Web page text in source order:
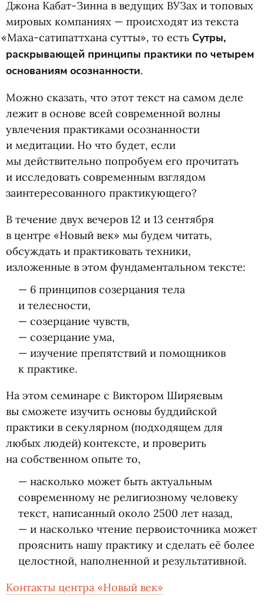
Джона Кабат-Зинна в ведущих ВУЗах и топовых
мировых компаниях — происходят из текста
«Маха-сатипаттхана сутты», то есть Сутры,
раскрывающей принципы практики по четырем
основаниям осознанности.
Можно сказать, что этот текст на самом деле
лежит в основе всей современной волны
увлечения практиками осознанности
и медитации. Но что будет, если
мы действительно попробуем его прочитать
и исследовать современным взглядом
заинтересованного практикующего?
В течение двух вечеров 12 и 13 сентября
в центре «Новый век» мы будем читать,
обсуждать и практиковать техники,
изложенные в этом фундаментальном тексте:
— 6 принципов созерцания тела
и телесности,
— созерцание чувств,
— созерцание ума,
— изучение препятствий и помощников
к практике.
На этом семинаре с Виктором Ширяевым
вы сможете изучить основы буддийской
практики в секулярном (подходящем для
любых людей) контексте, и проверить
на собственном опыте то,
— насколько может быть актуальным
современному не религиозному человеку
текст, написанный около 2500 лет назад,
— и насколько чтение первоисточника может
прояснить нашу практику и сделать её более
целостной, наполненной и результативной.
Контакты центра «Новый век»